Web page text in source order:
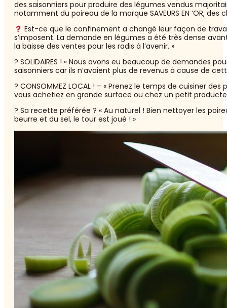
des saisonniers pour produire des légumes vendus
notamment du poireau de la marque SAVEURS EN ‘OR,
Est-ce que le confinement a changé leur façon de
s’imposent. La demande en légumes a été très dense
la baisse des ventes pour les radis à l’avenir. »
? SOLIDAIRES ! « Nous avons eu beaucoup de demandes
saisonniers car ils n’avaient plus de revenus à cause de
? CONSOMMEZ LOCAL ! – « Prenez le temps de cuisiner
vous achetiez en grande surface ou chez un petit
? Sa recette préférée ? « Au naturel ! Bien nettoyer les
beurre et du sel, le tour est joué ! »